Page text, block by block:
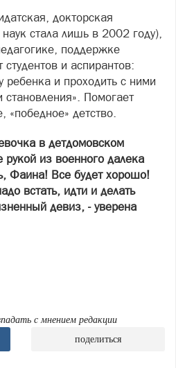
докторская
стала лишь в 2002 году),
поддержке
и аспирантов:
ребенка и проходить с ними
становления». Помогает
«победное» детство.
в детдомовском
из военного далека
Фаина! Все будет хорошо!
встать, идти и делать
девиз, - уверена
с мнением редакции
поделиться